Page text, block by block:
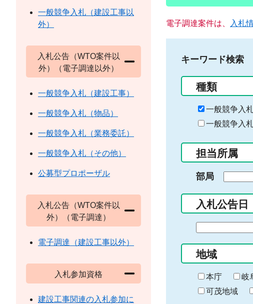
電子調達案件は、 入札
キーワード検索
種類
一般競争入
一般競争入
担当所属
部局
入札公告日
の
始
ま
り
地域
本庁 岐
可茂地域
一般競争入札（建設工事以
外）
入札公告（WTO案件以
外）（電子調達以外）
一般競争入札（建設工事）
一般競争入札（物品）
一般競争入札（業務委託）
一般競争入札（その他）
公募型プロポーザル
入札公告（WTO案件以
外）（電子調達）
電子調達（建設工事以外）
入札参加資格
建設工事関連の入札参加に